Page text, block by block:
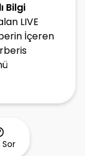
Bilgi
LIVE
İçeren